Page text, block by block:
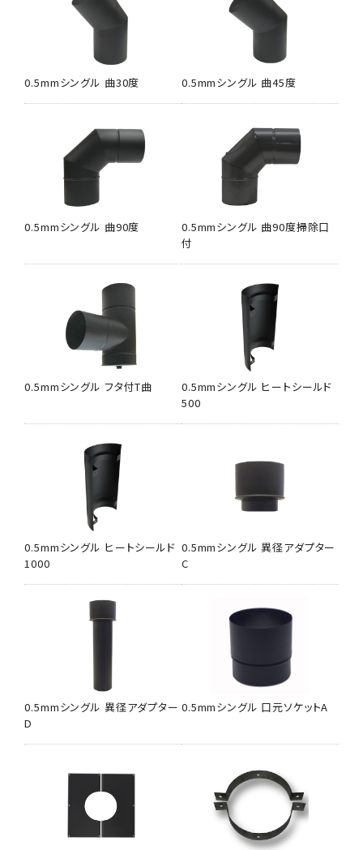
0.5mmシングル 曲30度 0.5mmシングル 曲45度
0.5mmシングル 曲90度
0.5mmシングル 曲90度掃除口
付
0.5mmシングル フタ付T曲
0.5mmシングル ヒートシールド
500
0.5mmシングル ヒートシールド
1000
0.5mmシングル 異径アダプター
C
0.5mmシングル 異径アダプター
D
0.5mmシングル 口元ソケットA